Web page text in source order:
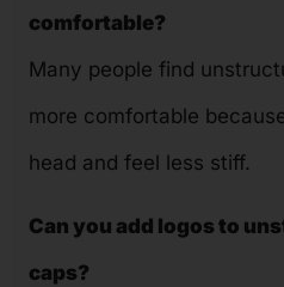
comfortable?
Many people find
more comfortable
head and feel less stiff.
Can you add logos to
caps?